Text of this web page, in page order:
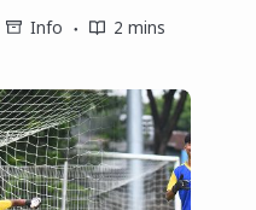
Info
2 mins